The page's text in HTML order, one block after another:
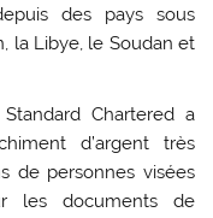
des pays sous
la Libye, le Soudan et
Chartered a
d’argent très
de personnes visées
les documents de